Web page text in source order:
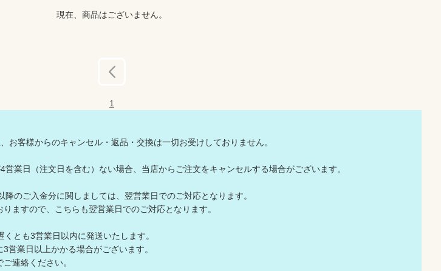
現在、商品はございません。
1
お客様からのキャンセル・返品・交換は一切お受けしておりません。
業日（注文日を含む）ない場合、当店からご注文をキャンセルする場合がございます。
のご入金分に関しましては、翌営業日でのご対応となります。
ますので、こちらも翌営業日でのご対応となります。
とも3営業日以内に発送いたします。
業日以上かかる場合がございます。
連絡ください。